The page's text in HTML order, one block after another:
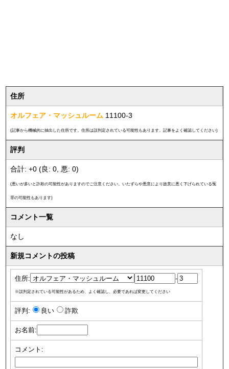
住所
オルフェア・マッシュルーム 11100-3
(記事から機械的に抽出した住所です。住所は誤判定されている可能性もあります。記事をよく確認してください)
評判
合計: +0 (良: 0, 悪: 0)
(悪いが多いと詐欺の可能性がありますのでご注意ください。いたずらや悪意により故意に悪く下げられている冤
罪の可能性もあります)
コメント一覧
なし
新規コメントの投稿
住所: -
※誤判定されている可能性があるため、よく確認し、必要であれば変更してください
評判: 良い 詐欺
お名前:
コメント: